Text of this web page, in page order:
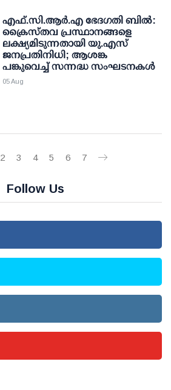
എഫ്.സി.ആര്‍.എ ഭേദഗതി ബില്‍:
ക്രൈസ്തവ പ്രസ്ഥാനങ്ങളെ
ലക്ഷ്യമിടുന്നതായി യു.എസ്
ജനപ്രതിനിധി; ആശങ്ക
പങ്കുവെച്ച് സന്നദ്ധ സംഘടനകള്‍
05 Aug
2 3 4 5 6 7
Follow Us